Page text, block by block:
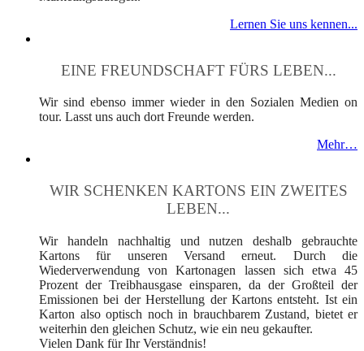
Lernen Sie uns kennen...
EINE FREUNDSCHAFT FÜRS LEBEN...
Wir sind ebenso immer wieder in den Sozialen Medien on
tour. Lasst uns auch dort Freunde werden.
Mehr…
WIR SCHENKEN KARTONS EIN ZWEITES
LEBEN...
Wir handeln nachhaltig und nutzen deshalb gebrauchte
Kartons für unseren Versand erneut. Durch die
Wiederverwendung von Kartonagen lassen sich etwa 45
Prozent der Treibhausgase einsparen, da der Großteil der
Emissionen bei der Herstellung der Kartons entsteht. Ist ein
Karton also optisch noch in brauchbarem Zustand, bietet er
weiterhin den gleichen Schutz, wie ein neu gekaufter.
Vielen Dank für Ihr Verständnis!